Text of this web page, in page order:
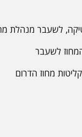
לשעבר מנהלת
לשעבר
מחוז הדרום